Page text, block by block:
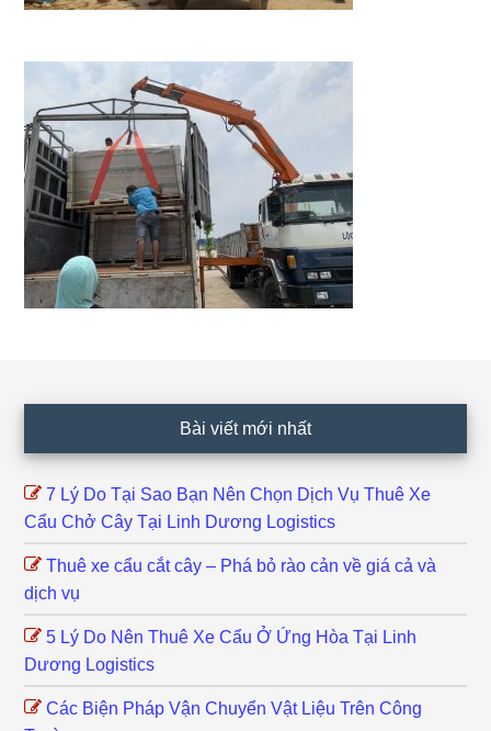
Bài viết mới nhất
7 Lý Do Tại Sao Bạn Nên Chọn Dịch Vụ Thuê Xe
Cẩu Chở Cây Tại Linh Dương Logistics
Thuê xe cẩu cắt cây – Phá bỏ rào cản về giá cả và
dịch vụ
5 Lý Do Nên Thuê Xe Cẩu Ở Ứng Hòa Tại Linh
Dương Logistics
Các Biện Pháp Vận Chuyển Vật Liệu Trên Công